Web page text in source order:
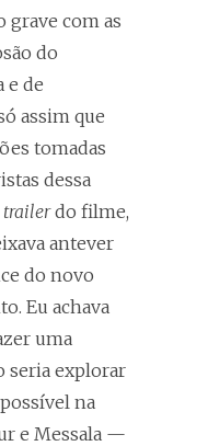
grave com as
do
e de
assim que
tomadas
dessa
trailerdo filme,
antever
do novo
Eu achava
uma
seria explorar
na
e Messala —